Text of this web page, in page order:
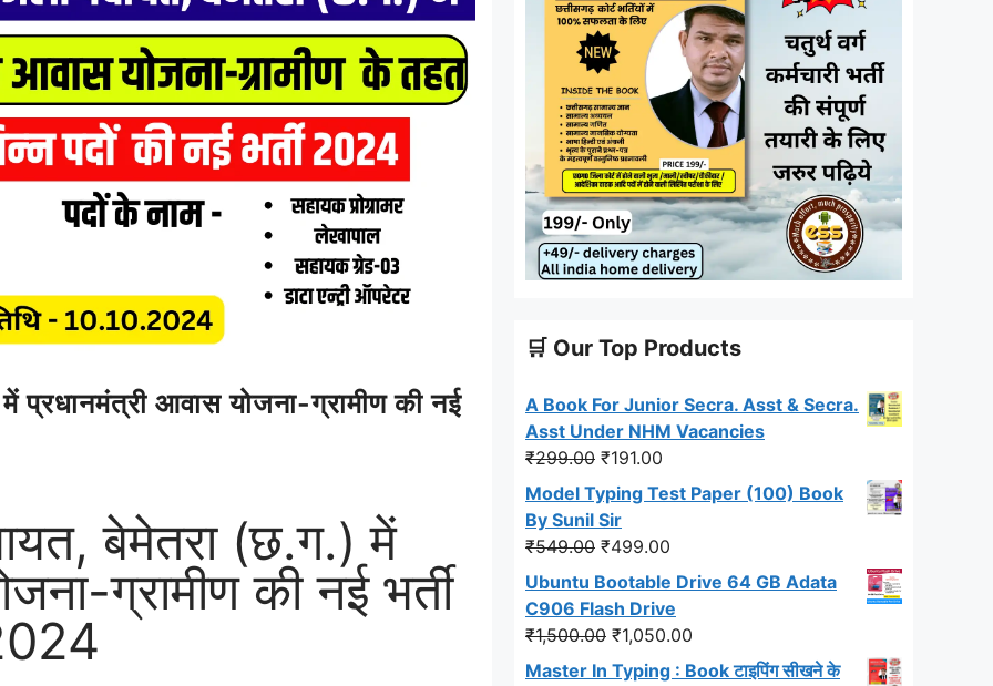
प्रधानमंत्री आवास योजना-ग्रामीण की नई
बेमेतरा (छ.ग.) में
ग्रामीण की नई भर्ती
🛒 Our Top Products
A Book For Junior Secra. Asst & Secra.
Asst Under NHM Vacancies
₹299.00 Original
price
was:
₹299.00.
₹191.00
price
₹191.00.
Model Typing Test Paper (100) Book
By Sunil Sir
₹549.00 Original
price
was:
₹549.00.
₹499.00
price
₹499.00.
Ubuntu Bootable Drive 64 GB Adata
C906 Flash Drive
₹1,500.00 Original
price
₹1,050.00
price
Master In Typing : Book टाइपिंग सीखने के